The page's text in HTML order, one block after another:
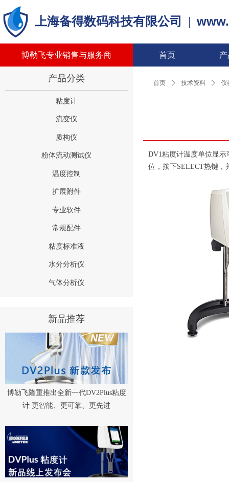
上海备得数码科技有限公司 |
首页
博勒飞专业销售与服务商
首页 ꄲ 技术资料 ꄲ 仪
DV1粘度计温度单位显
位，按下SELECT热键，
粘度计
流变仪
质构仪
粉体流动测试仪
温度控制
扩展附件
专业软件
常规配件
粘度标准液
水分分析仪
气体分析仪
产品分类
新品推荐
博勒飞隆重推出全新一代DV2Plus粘度
计 更智能、更可靠、更先进